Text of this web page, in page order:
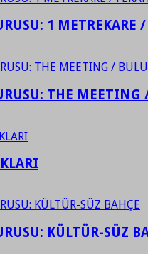
1 METREKARE
THE MEETING
KÜLTÜR-SÜZ